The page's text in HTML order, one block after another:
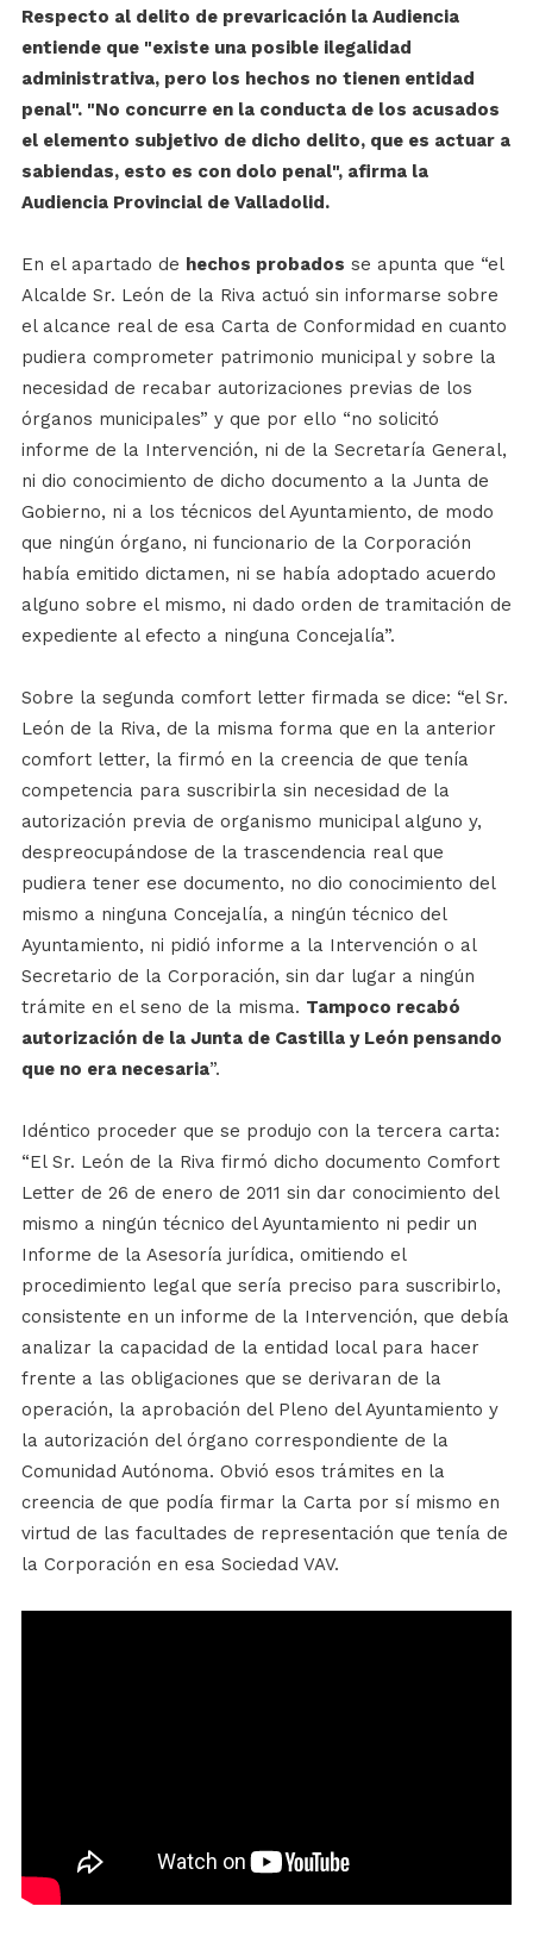
Respecto al delito de prevaricación la Audiencia
entiende que "existe una posible ilegalidad
administrativa, pero los hechos no tienen entidad
penal". "No concurre en la conducta de los acusados
el elemento subjetivo de dicho delito, que es actuar a
sabiendas, esto es con dolo penal", afirma la
Audiencia Provincial de Valladolid.
En el apartado de hechos probados se apunta que “el
Alcalde Sr. León de la Riva actuó sin informarse sobre
el alcance real de esa Carta de Conformidad en cuanto
pudiera comprometer patrimonio municipal y sobre la
necesidad de recabar autorizaciones previas de los
órganos municipales” y que por ello “no solicitó
informe de la Intervención, ni de la Secretaría General,
ni dio conocimiento de dicho documento a la Junta de
Gobierno, ni a los técnicos del Ayuntamiento, de modo
que ningún órgano, ni funcionario de la Corporación
había emitido dictamen, ni se había adoptado acuerdo
alguno sobre el mismo, ni dado orden de tramitación de
expediente al efecto a ninguna Concejalía”.
Sobre la segunda comfort letter firmada se dice: “el Sr.
León de la Riva, de la misma forma que en la anterior
comfort letter, la firmó en la creencia de que tenía
competencia para suscribirla sin necesidad de la
autorización previa de organismo municipal alguno y,
despreocupándose de la trascendencia real que
pudiera tener ese documento, no dio conocimiento del
mismo a ninguna Concejalía, a ningún técnico del
Ayuntamiento, ni pidió informe a la Intervención o al
Secretario de la Corporación, sin dar lugar a ningún
trámite en el seno de la misma. Tampoco recabó
autorización de la Junta de Castilla y León pensando
que no era necesaria”.
Idéntico proceder que se produjo con la tercera carta:
“El Sr. León de la Riva firmó dicho documento Comfort
Letter de 26 de enero de 2011 sin dar conocimiento del
mismo a ningún técnico del Ayuntamiento ni pedir un
Informe de la Asesoría jurídica, omitiendo el
procedimiento legal que sería preciso para suscribirlo,
consistente en un informe de la Intervención, que debía
analizar la capacidad de la entidad local para hacer
frente a las obligaciones que se derivaran de la
operación, la aprobación del Pleno del Ayuntamiento y
la autorización del órgano correspondiente de la
Comunidad Autónoma. Obvió esos trámites en la
creencia de que podía firmar la Carta por sí mismo en
virtud de las facultades de representación que tenía de
la Corporación en esa Sociedad VAV.